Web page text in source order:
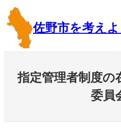
容
佐野市を考えよ
指定管理者制度の
委員